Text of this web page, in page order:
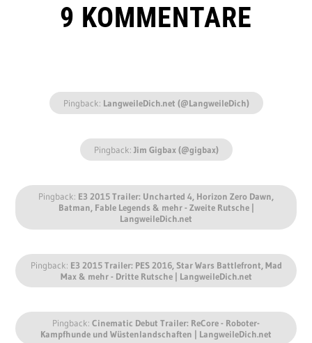
9 KOMMENTARE
Pingback: LangweileDich.net (@LangweileDich)
Pingback: Jim Gigbax (@gigbax)
Pingback: E3 2015 Trailer: Uncharted 4, Horizon Zero Dawn,
Batman, Fable Legends & mehr - Zweite Rutsche |
LangweileDich.net
Pingback: E3 2015 Trailer: PES 2016, Star Wars Battlefront, Mad
Max & mehr - Dritte Rutsche | LangweileDich.net
Pingback: Cinematic Debut Trailer: ReCore - Roboter-
Kampfhunde und Wüstenlandschaften | LangweileDich.net